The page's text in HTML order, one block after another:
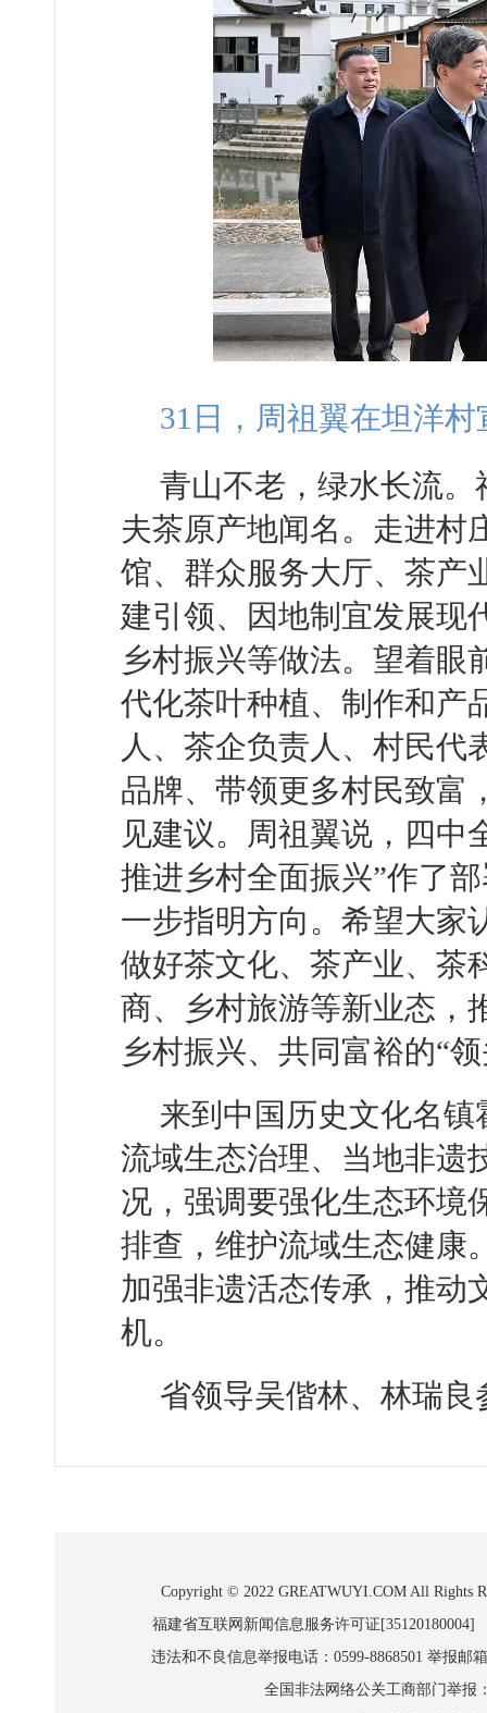
31日，周祖翼在坦洋
青山不老，绿水长流
夫茶原产地闻名。走进村
馆、群众服务大厅、茶产
建引领、因地制宜发展现
乡村振兴等做法。望着眼
代化茶叶种植、制作和产
人、茶企负责人、村民代
品牌、带领更多村民致富
见建议。周祖翼说，四中
推进乡村全面振兴”作了
一步指明方向。希望大家
做好茶文化、茶产业、茶
商、乡村旅游等新业态，
乡村振兴、共同富裕的“
来到中国历史文化名
流域生态治理、当地非遗
况，强调要强化生态环境
排查，维护流域生态健康
加强非遗活态传承，推动
机。
省领导吴偕林、林瑞良
Copyright © 2022 GREATWUYI.COM All Rights
福建省互联网新闻信息服务许可证
违法和不良信息举报电话：0599-8868501 举报邮
全国非法网络公关工商部门举报